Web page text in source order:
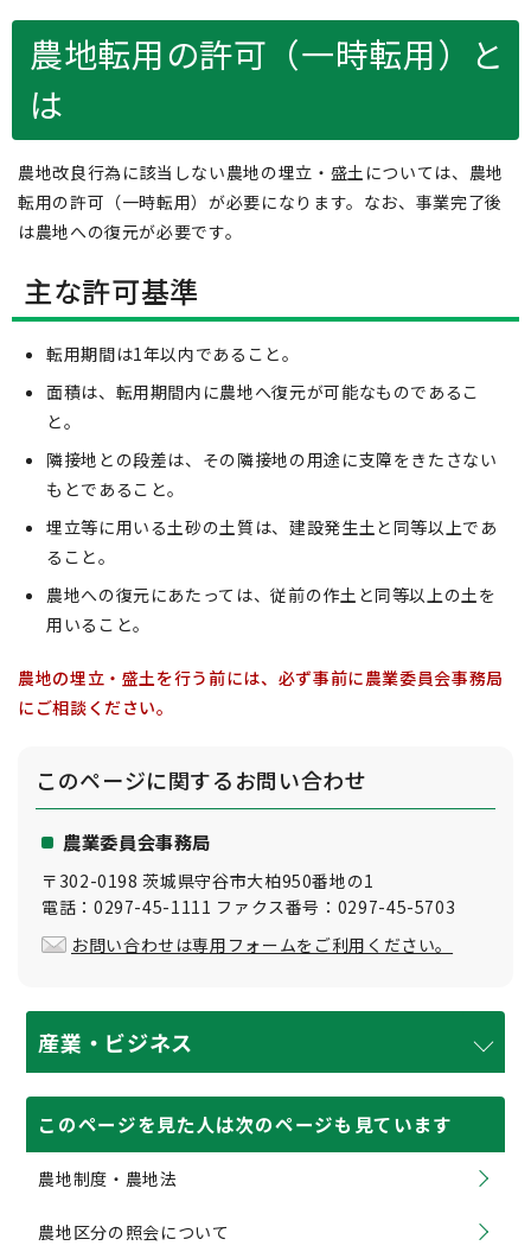
農地転用の許可（一時転用）と
は
農地改良行為に該当しない農地の埋立・盛土については、農地
転用の許可（一時転用）が必要になります。なお、事業完了後
は農地への復元が必要です。
主な許可基準
転用期間は1年以内であること。
面積は、転用期間内に農地へ復元が可能なものであるこ
と。
隣接地との段差は、その隣接地の用途に支障をきたさない
もとであること。
埋立等に用いる土砂の土質は、建設発生土と同等以上であ
ること。
農地への復元にあたっては、従前の作土と同等以上の土を
用いること。
農地の埋立・盛土を行う前には、必ず事前に農業委員会事務局
にご相談ください。
このページに関するお問い合わせ
農業委員会事務局
〒302-0198 茨城県守谷市大柏950番地の1
電話：0297-45-1111 ファクス番号：0297-45-5703
お問い合わせは専用フォームをご利用ください。
産業・ビジネス
このページを見た人は次のページも見ています
農地制度・農地法
農地区分の照会について